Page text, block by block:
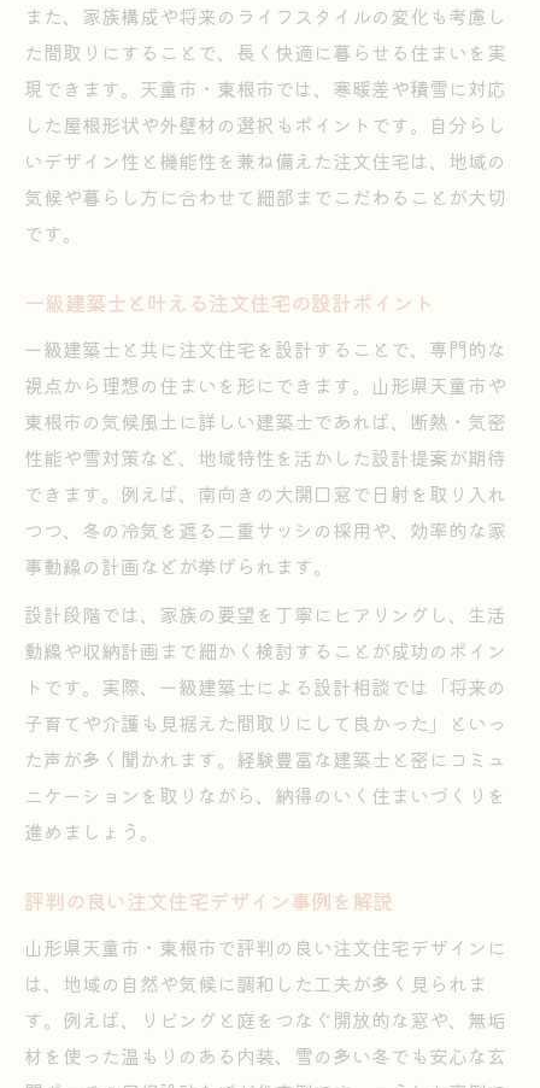
注文住宅で叶える自然と調和する間取り
大きな窓で景色を楽しむ注文住宅の設計術
四季を感じるレイアウトの注文住宅の魅力
山形の風土に合う注文住宅のポイント紹介
注文住宅で実現する個性的な空間づくり
省エネ設備と注文住宅の相性を徹底解説
注文住宅で家族のライフスタイルを反映
ハウスメーカー選びと快適性の関係性
注文住宅の断熱性と暮らしやすさの工夫
家事効率とデザイン性を高める設計
注文住宅で考える家事動線の最適化方法
デザイン性と使いやすさを両立する工夫
一級建築士が考える家事効率の設計例
ハウスメーカーの提案力を活かす注文住宅
満足度の高い注文住宅のポイント解説
注文住宅の満足度を左右する重要な選択
ハウスデザインの評判と施工事例を比較
設計事務所やハウスメーカー選びの注意点
また、家族構成や将来のライフスタイルの変化も考慮し
た間取りにすることで、長く快適に暮らせる住まいを実
現できます。天童市・東根市では、寒暖差や積雪に対応
した屋根形状や外壁材の選択もポイントです。自分らし
いデザイン性と機能性を兼ね備えた注文住宅は、地域の
気候や暮らし方に合わせて細部までこだわることが大切
です。
一級建築士と叶える注文住宅の設計ポイント
一級建築士と共に注文住宅を設計することで、専門的な
視点から理想の住まいを形にできます。山形県天童市や
東根市の気候風土に詳しい建築士であれば、断熱・気密
性能や雪対策など、地域特性を活かした設計提案が期待
できます。例えば、南向きの大開口窓で日射を取り入れ
つつ、冬の冷気を遮る二重サッシの採用や、効率的な家
事動線の計画などが挙げられます。
設計段階では、家族の要望を丁寧にヒアリングし、生活
動線や収納計画まで細かく検討することが成功のポイン
トです。実際、一級建築士による設計相談では「将来の
子育てや介護も見据えた間取りにして良かった」といっ
た声が多く聞かれます。経験豊富な建築士と密にコミュ
ニケーションを取りながら、納得のいく住まいづくりを
進めましょう。
評判の良い注文住宅デザイン事例を解説
山形県天童市・東根市で評判の良い注文住宅デザインに
は、地域の自然や気候に調和した工夫が多く見られま
す。例えば、リビングと庭をつなぐ開放的な窓や、無垢
材を使った温もりのある内装、雪の多い冬でも安心な玄